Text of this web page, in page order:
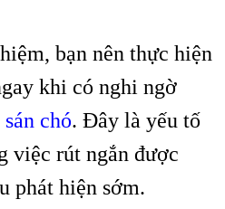
bạn nên thực hiện
khi có nghi ngờ
chó. Đây là yếu tố
việc rút ngắn được
phát hiện sớm.